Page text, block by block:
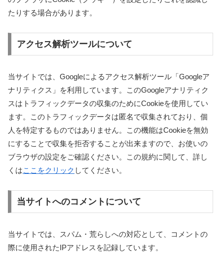
たりする場合があります。
アクセス解析ツールについて
当サイトでは、Googleによるアクセス解析ツール「Googleア
ナリティクス」を利用しています。このGoogleアナリティク
スはトラフィックデータの収集のためにCookieを使用してい
ます。このトラフィックデータは匿名で収集されており、個
人を特定するものではありません。この機能はCookieを無効
にすることで収集を拒否することが出来ますので、お使いの
ブラウザの設定をご確認ください。この規約に関して、詳し
くはここをクリック してください。
当サイトへのコメントについて
当サイトでは、スパム・荒らしへの対応として、コメントの
際に使用されたIPアドレスを記録しています。